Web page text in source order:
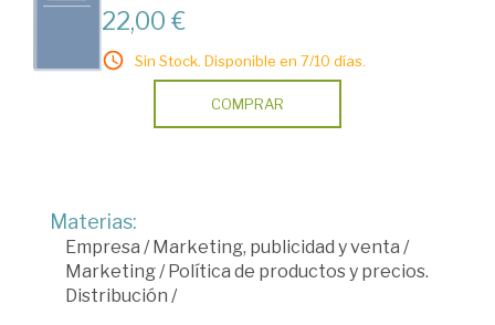
22,00 €
Sin Stock. Disponible en 7/10 días.
COMPRAR
Materias:
Empresa /Marketing, publicidad y venta /
Marketing/Política de productos y precios.
Distribución /